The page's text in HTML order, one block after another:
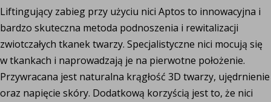
Liftingujący zabieg przy użyciu nici Aptos to innowacyjna i
bardzo skuteczna metoda podnoszenia i rewitalizacji
zwiotczałych tkanek twarzy. Specjalistyczne nici mocują się
w tkankach i naprowadzają je na pierwotne położenie.
Przywracana jest naturalna krągłość 3D twarzy, ujędrnienie
oraz napięcie skóry. Dodatkową korzyścią jest to, że nici